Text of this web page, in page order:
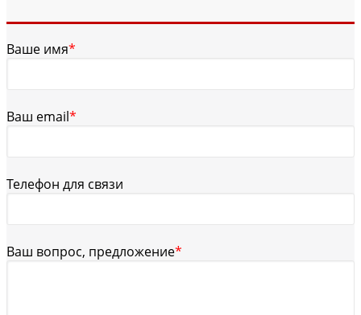
Ваше имя*
Ваш email*
Телефон для связи
Ваш вопрос, предложение*